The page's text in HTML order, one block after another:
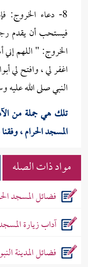
8- دعاء الخروج:
فيستحب أن يقدم
الخروج: " اللهم
اغفر لي ، وافتح لي
النبي صلى الله عليه
تلك هي جملة من
المسجد الحرام ،
مواد ذات الصله
فضائل المسجد
آداب زيارة
فضائل المدينة